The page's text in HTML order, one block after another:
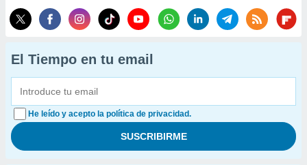
El Tiempo en tu email
He leído y acepto la política de privacidad.